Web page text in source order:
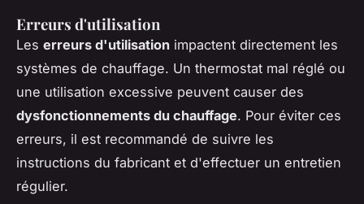
Erreurs d'utilisation
Les erreurs d'utilisation impactent directement les
systèmes de chauffage. Un thermostat mal réglé ou
une utilisation excessive peuvent causer des
dysfonctionnements du chauffage. Pour éviter ces
erreurs, il est recommandé de suivre les
instructions du fabricant et d'effectuer un entretien
régulier.